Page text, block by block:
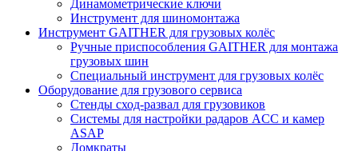
Динамометрические ключи
Инструмент для шиномонтажа
Инструмент GAITHER для грузовых колёс
Ручные приспособления GAITHER для монтажа
грузовых шин
Специальный инструмент для грузовых колёс
Оборудование для грузового сервиса
Стенды сход-развал для грузовиков
Системы для настройки радаров ACC и камер
ASAP
Домкраты